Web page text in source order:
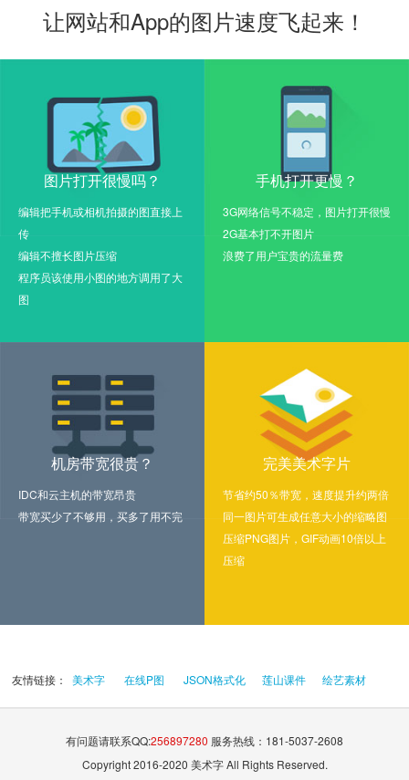
让网站和App的图片速度飞起来！
图片打开很慢吗？
编辑把手机或相机拍摄的图直接上
传
编辑不擅长图片压缩
程序员该使用小图的地方调用了大
图
手机打开更慢？
3G网络信号不稳定，图片打开很慢
2G基本打不开图片
浪费了用户宝贵的流量费
机房带宽很贵？
IDC和云主机的带宽昂贵
带宽买少了不够用，买多了用不完
完美美术字片
节省约50％带宽，速度提升约两倍
同一图片可生成任意大小的缩略图
压缩PNG图片，GIF动画10倍以上
压缩
友情链接：美术字 在线P图 JSON格式化 莲山课件 绘艺素材
有问题请联系QQ:256897280 服务热线：181-5037-2608
Copyright 2016-2020 美术字 All Rights Reserved.